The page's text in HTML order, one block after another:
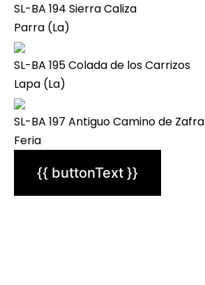
SL-BA 194 Sierra Caliza
Parra (La)
SL-BA 195 Colada de los Carrizos
Lapa (La)
SL-BA 197 Antiguo Camino de Zafra
Feria
{{ buttonText }}